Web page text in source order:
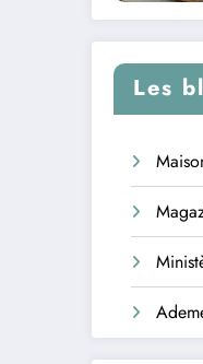
Les